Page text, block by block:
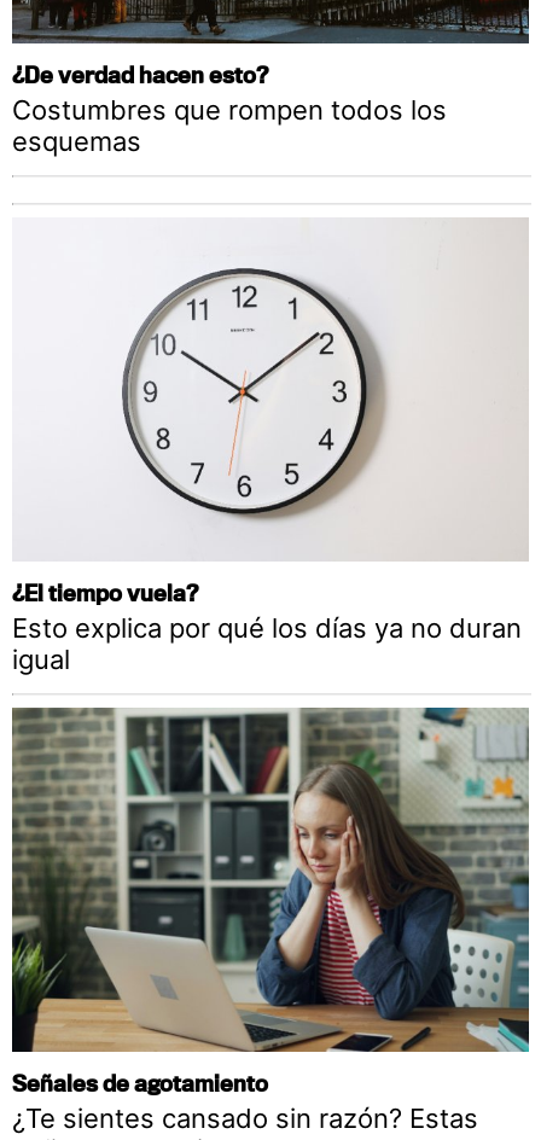
¿De verdad hacen esto?
Costumbres que rompen todos los
esquemas
¿El tiempo vuela?
Esto explica por qué los días ya no duran
igual
Señales de agotamiento
¿Te sientes cansado sin razón? Estas